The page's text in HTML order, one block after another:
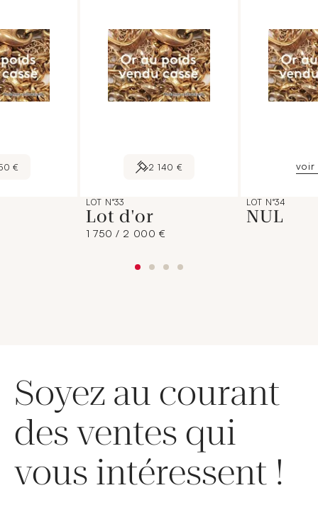
€ 2 140 €
LOT N°33
Lot d'or
1 750 / 2 000 €
voir
LOT N°34
NUL
Soyez au courant
des ventes qui
vous intéressent !